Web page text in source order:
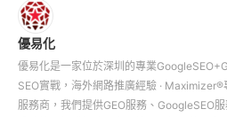
優易化
優易化是一家位於深圳的專業
SEO實戰，海外網路推廣經驗 ·
服務商，我們提供GEO服務、GoogleSEO